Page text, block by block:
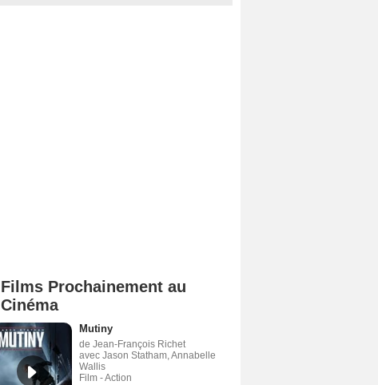
Films Prochainement au
Cinéma
Mutiny
de Jean-François Richet
avec Jason Statham, Annabelle
Wallis
Film - Action